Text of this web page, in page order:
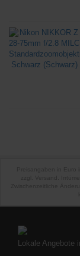
Lokale Angebote